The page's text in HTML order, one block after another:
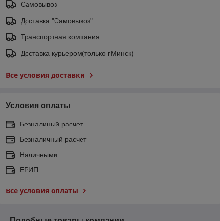
Самовывоз
Доставка "Самовывоз"
Транспортная компания
Доставка курьером(только г.Минск)
Все условия доставки
Условия оплаты
Безналиный расчет
Безналичный расчет
Наличными
ЕРИП
Все условия оплаты